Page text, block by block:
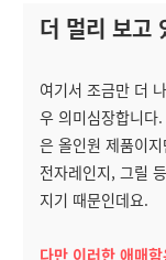
더 멀리 보고
여기서 조금만 더
우 의미심장합니다
은 올인원 제품이
전자레인지, 그릴
지기 때문인데요.
다만 이러한 애매